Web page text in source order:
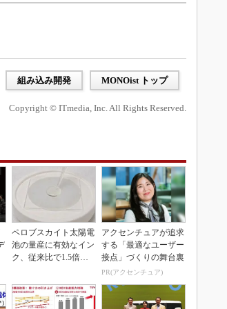
組み込み開発 MONOist トップ
Copyright © ITmedia, Inc. All Rights Reserved.
ペロブスカイト太陽電
池の量産に有効なイン
ク、従来比で1.5倍の
アクセンチュアが追求
する「最適なユーザー
接点」づくりの舞台裏
PR(アクセンチュア)